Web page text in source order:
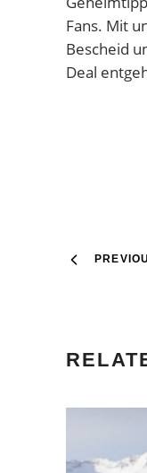
Fans. Mit
Bescheid
Deal